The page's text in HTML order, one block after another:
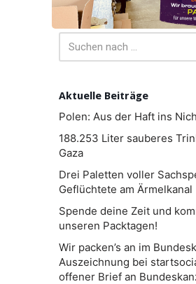
Aktuelle Beiträge
Polen: Aus der Haft ins
188.253 Liter sauberes
Gaza
Drei Paletten voller
Geflüchtete am Ärmelkanal
Spende deine Zeit und
unseren Packtagen!
Wir packen’s an im
Auszeichnung bei
offener Brief an